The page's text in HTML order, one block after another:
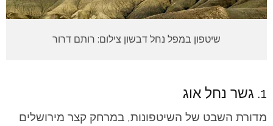
שיטפון במפל נחל דבשון צילום: רותם דרור
1. גשר נחל אוג
מדורת השבט של השיטפונות, במרחק קצר מירושלים